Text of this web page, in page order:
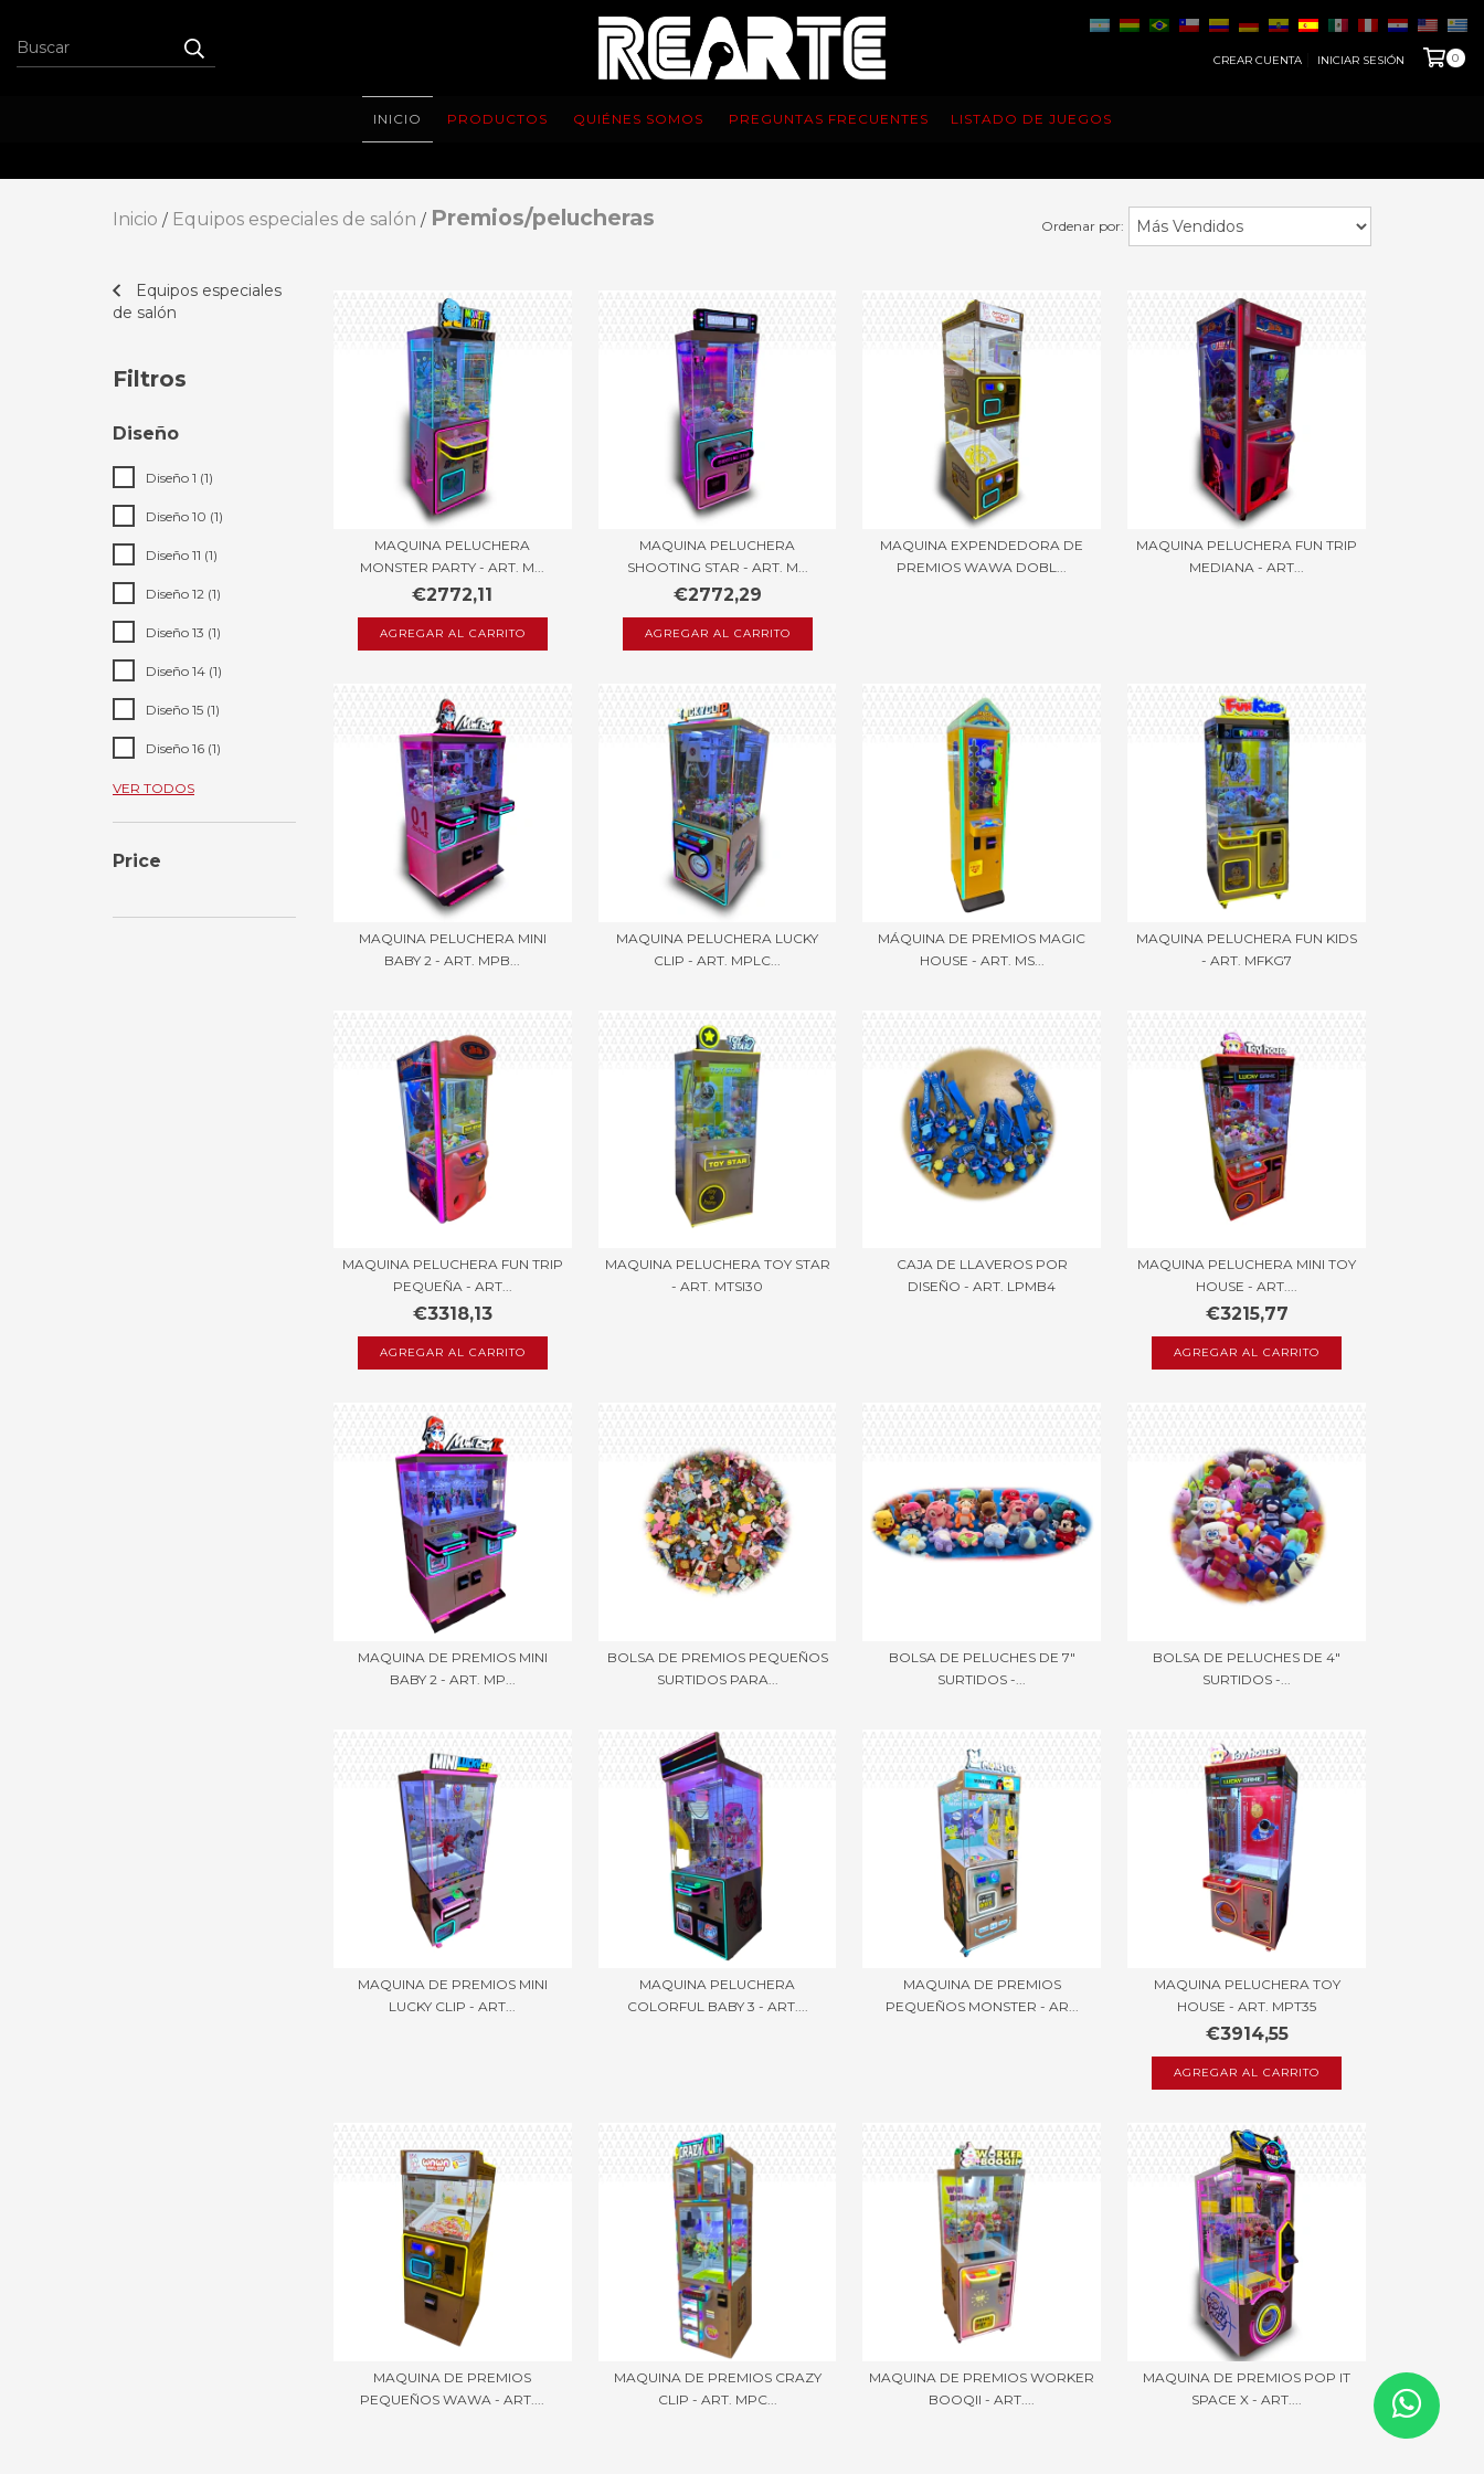
CREAR CUENTA INICIAR SESIÓN 0
INICIO PRODUCTOS QUIÉNES SOMOS PREGUNTAS FRECUENTES LISTADO DE JUEGOS
Inicio / Equipos especiales de salón / Premios/pelucheras Ordenar por:
Equipos especiales
de salón
Filtros
Diseño
Diseño 1 (1)
Diseño 10 (1)
Diseño 11 (1)
Diseño 12 (1)
Diseño 13 (1)
Diseño 14 (1)
Diseño 15 (1)
Diseño 16 (1)
VER TODOS
Price
MAQUINA PELUCHERA
MONSTER PARTY - ART. M...
€2772,11
MAQUINA PELUCHERA
SHOOTING STAR - ART. M...
€2772,29
MAQUINA EXPENDEDORA DE
PREMIOS WAWA DOBL...
MAQUINA PELUCHERA FUN TRIP
MEDIANA - ART...
MAQUINA PELUCHERA MINI
BABY 2 - ART. MPB...
MAQUINA PELUCHERA LUCKY
CLIP - ART. MPLC...
MÁQUINA DE PREMIOS MAGIC
HOUSE - ART. MS...
MAQUINA PELUCHERA FUN KIDS
- ART. MFKG7
MAQUINA PELUCHERA FUN TRIP
PEQUEÑA - ART...
€3318,13
MAQUINA PELUCHERA TOY STAR
- ART. MTSI30
CAJA DE LLAVEROS POR
DISEÑO - ART. LPMB4
MAQUINA PELUCHERA MINI TOY
HOUSE - ART....
€3215,77
MAQUINA DE PREMIOS MINI
BABY 2 - ART. MP...
BOLSA DE PREMIOS PEQUEÑOS
SURTIDOS PARA...
BOLSA DE PELUCHES DE 7"
SURTIDOS -...
BOLSA DE PELUCHES DE 4"
SURTIDOS -...
MAQUINA DE PREMIOS MINI
LUCKY CLIP - ART...
MAQUINA PELUCHERA
COLORFUL BABY 3 - ART....
MAQUINA DE PREMIOS
PEQUEÑOS MONSTER - AR...
MAQUINA PELUCHERA TOY
HOUSE - ART. MPT35
€3914,55
MAQUINA DE PREMIOS
PEQUEÑOS WAWA - ART....
MAQUINA DE PREMIOS CRAZY
CLIP - ART. MPC...
MAQUINA DE PREMIOS WORKER
BOOQII - ART....
MAQUINA DE PREMIOS POP IT
SPACE X - ART....